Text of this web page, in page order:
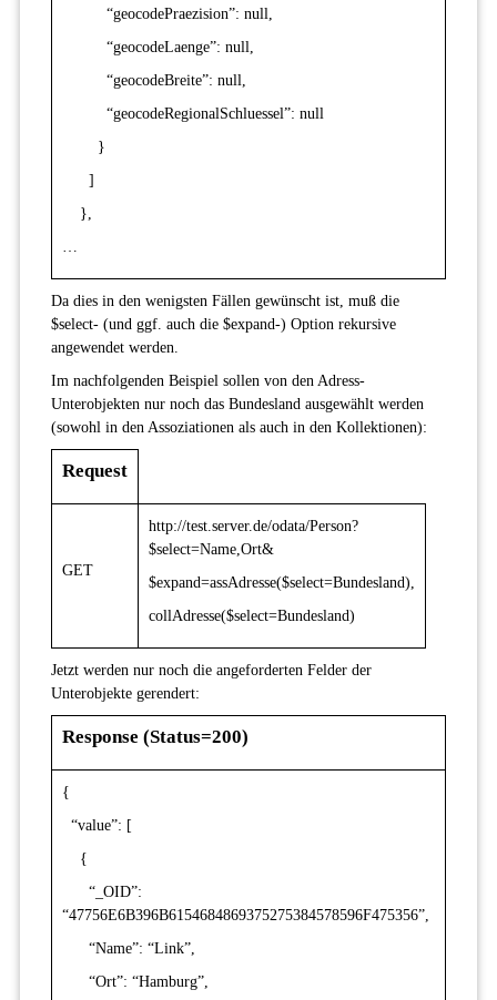
“geocodePraezision”: null,
“geocodeLaenge”: null,
“geocodeBreite”: null,
“geocodeRegionalSchluessel”: null
}
]
},
…
Da dies in den wenigsten Fällen gewünscht ist, muß die
$select- (und ggf. auch die $expand-) Option rekursive
angewendet werden.
Im nachfolgenden Beispiel sollen von den Adress-
Unterobjekten nur noch das Bundesland ausgewählt werden
(sowohl in den Assoziationen als auch in den Kollektionen):
Request
GET
http://test.server.de/odata/Person?
$select=Name,Ort&
$expand=assAdresse($select=Bundesland),
collAdresse($select=Bundesland)
Jetzt werden nur noch die angeforderten Felder der
Unterobjekte gerendert:
Response (Status=200)
{
“value”: [
{
“_OID”:
“47756E6B396B6154684869375275384578596F475356”,
“Name”: “Link”,
“Ort”: “Hamburg”,